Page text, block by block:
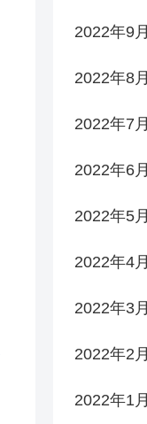
2022年9月
2022年8月
2022年7月
2022年6月
2022年5月
2022年4月
2022年3月
2022年2月
2022年1月